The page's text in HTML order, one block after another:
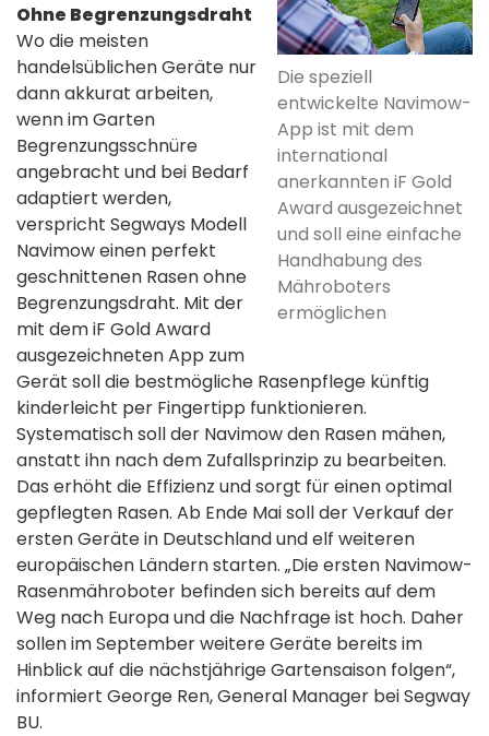
Die speziell
entwickelte Navimow-
App ist mit dem
international
anerkannten iF Gold
Award ausgezeichnet
und soll eine einfache
Handhabung des
Mähroboters
ermöglichen
Ohne Begrenzungsdraht
Wo die meisten
handelsüblichen Geräte nur
dann akkurat arbeiten,
wenn im Garten
Begrenzungsschnüre
angebracht und bei Bedarf
adaptiert werden,
verspricht Segways Modell
Navimow einen perfekt
geschnittenen Rasen ohne
Begrenzungsdraht. Mit der
mit dem iF Gold Award
ausgezeichneten App zum
Gerät soll die bestmögliche Rasenpflege künftig
kinderleicht per Fingertipp funktionieren.
Systematisch soll der Navimow den Rasen mähen,
anstatt ihn nach dem Zufallsprinzip zu bearbeiten.
Das erhöht die Effizienz und sorgt für einen optimal
gepflegten Rasen. Ab Ende Mai soll der Verkauf der
ersten Geräte in Deutschland und elf weiteren
europäischen Ländern starten. „Die ersten Navimow-
Rasenmähroboter befinden sich bereits auf dem
Weg nach Europa und die Nachfrage ist hoch. Daher
sollen im September weitere Geräte bereits im
Hinblick auf die nächstjährige Gartensaison folgen“,
informiert George Ren, General Manager bei Segway
BU.